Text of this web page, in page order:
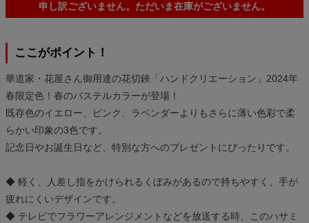
申し訳ございません。ただいま在庫がございません。
ここがポイント！
華道家・花屋さん御用達の花切鋏「ハンドクリエーション」2024年
春限定色！春のパステルカラーが登場！
既存色のイエロー、ピンク、ラベンダーよりもさらに薄い色彩で柔
らかい印象の3色です。
記念日やお誕生日など、特別な方へのプレゼントにぴったりです。
◆ 軽く、人差し指をかけられるくぼみがあるので持ちやすく、手が
疲れにくいデザインです。
◆ テレビでフラワーアレンジメントなどを放送する時、このハサミ